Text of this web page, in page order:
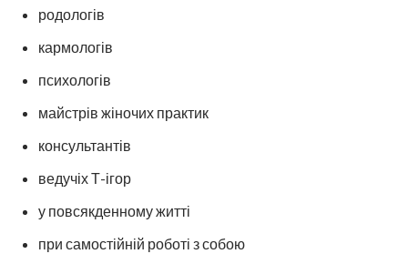
родологів
кармологів
психологів
майстрів жіночих практик
консультантів
ведучіх Т-ігор
у повсякденному житті
при самостійній роботі з собою